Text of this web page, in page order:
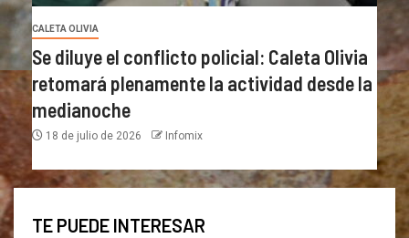
CALETA OLIVIA
Se diluye el conflicto policial: Caleta Olivia
retomará plenamente la actividad desde la
medianoche
18 de julio de 2026 Infomix
TE PUEDE INTERESAR